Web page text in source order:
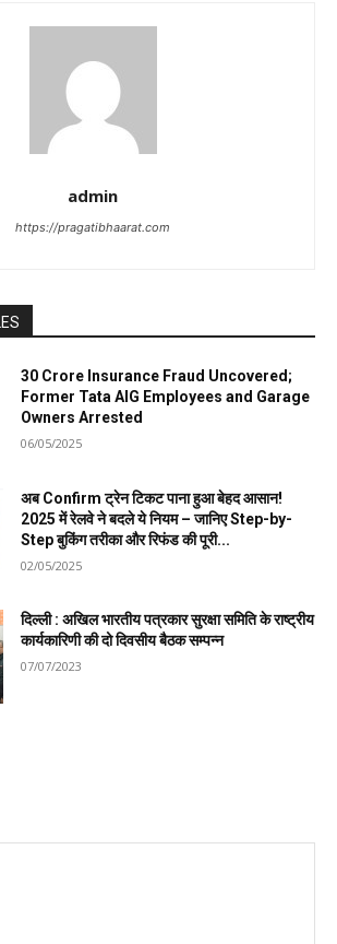
admin
https://pragatibhaarat.com
₹30 Crore Insurance Fraud Uncovered;
Former Tata AIG Employees and Garage
Owners Arrested
06/05/2025
अब Confirm ट्रेन टिकट पाना हुआ बेहद आसान!
2025 में रेलवे ने बदले ये नियम – जानिए Step-by-
Step बुकिंग तरीका और रिफंड की पूरी...
02/05/2025
दिल्ली : अखिल भारतीय पत्रकार सुरक्षा समिति के राष्ट्रीय
कार्यकारिणी की दो दिवसीय बैठक सम्पन्न
07/07/2023